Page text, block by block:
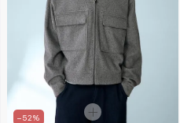
–52%